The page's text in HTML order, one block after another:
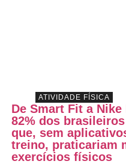
ATIVIDADE FÍSICA
De Smart Fit a Nike
82% dos
que, sem
treino, praticariam
exercícios físicos